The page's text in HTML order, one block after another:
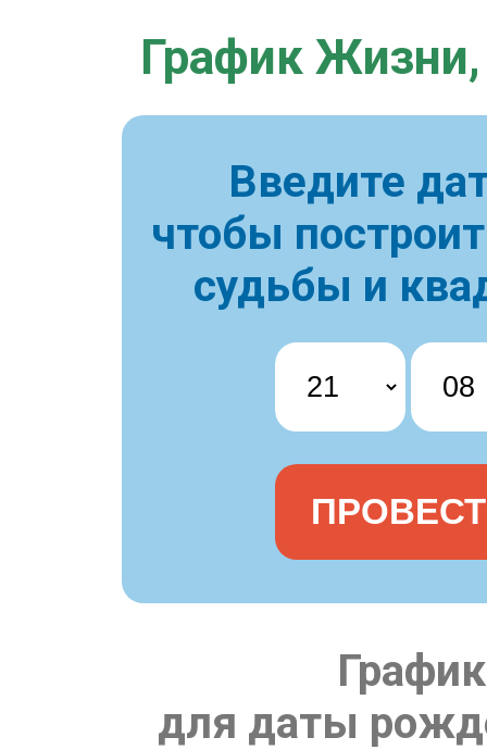
График Жизни,
Введите
чтобы
судьбы и
для даты